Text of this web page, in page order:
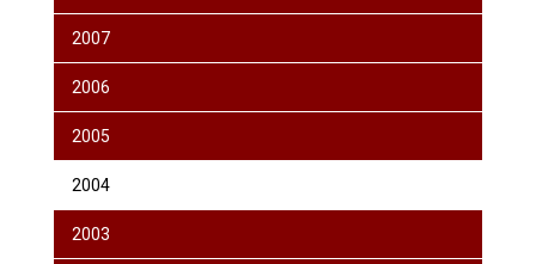
2007
2006
2005
2004
2003